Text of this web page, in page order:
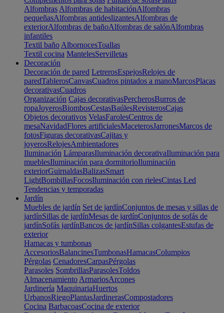
Alfombras Alfombras de habitaciónAlfombras
pequeñasAlfombras antideslizantesAlfombras de
exteriorAlfombras de bañoAlfombras de salónAlfombras
infantiles
Textil baño AlbornocesToallas
Textil cocina MantelesServilletas
Decoración
Decoración de pared LetrerosEspejosRelojes de
paredTablerosCanvasCuadros pintados a manoMarcosPlacas
decorativasCuadros
Organización Cajas decorativasPercherosBurros de
ropaJoyerosBiombosCestasBaúlesRevisterosCajas
Objetos decorativos VelasFarolesCentros de
mesaNavidadFlores artificialesMaceterosJarronesMarcos de
fotosFiguras decorativasCajitas y
joyerosRelojesAmbientadores
Iluminación LámparasIluminación decorativaIluminación para
mueblesIluminación para dormitorioIluminación
exteriorGuirnaldasBalizasSmart
LightBombillasFocosIluminación con rielesCintas Led
Tendencias y temporadas
Jardín
Muebles de jardín Set de jardínConjuntos de mesas y sillas de
jardínSillas de jardínMesas de jardínConjuntos de sofás de
jardínSofás jardínBancos de jardínSillas colgantesEstufas de
exterior
Hamacas y tumbonas
AccesoriosBalancinesTumbonasHamacasColumpios
Pérgolas CenadoresCarpasPérgolas
Parasoles SombrillasParasolesToldos
Almacenamiento ArmariosArcones
Jardinería MaquinariaHuertos
UrbanosRiegoPlantasJardinerasCompostadores
Cocina BarbacoasCocina de exterior